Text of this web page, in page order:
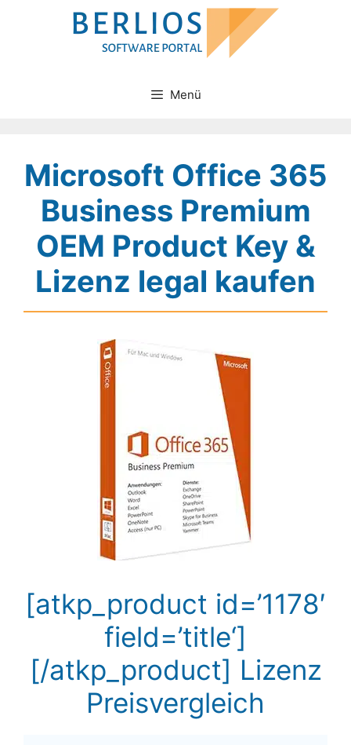
Menü
Microsoft Office 365
Business Premium
OEM Product Key &
Lizenz legal kaufen
[atkp_product id=’1178′
field=’title‘]
[/atkp_product] Lizenz
Preisvergleich